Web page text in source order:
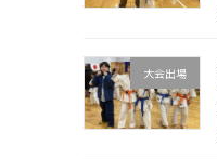
大会出場